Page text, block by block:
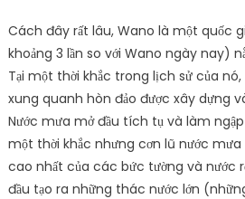
Cách đây rất lâu, Wano là một quốc
khoảng 3 lần so với Wano ngày nay)
Tại một thời khắc trong lịch sử của
xung quanh hòn đảo được xây dựng
Nước mưa mở đầu tích tụ và làm
một thời khắc nhưng cơn lũ nước
cao nhất của các bức tường và nước
đầu tạo ra những thác nước lớn